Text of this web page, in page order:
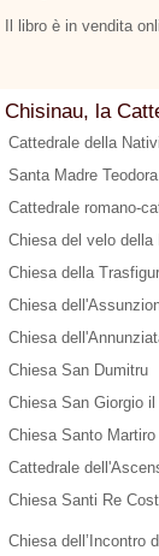
Il libro è in vendita
Chisinau, la
Cattedrale della
Santa Madre
Cattedrale romano-
Chiesa del velo della
Chiesa della
Chiesa
Chiesa
Chiesa San Dumitru
Chiesa San Giorgio
Chiesa Santo
Cattedrale
Chiesa Santi Re
Chiesa dell’Incontro